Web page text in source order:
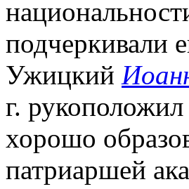
подчеркивали
Ужицкий
г.
хорошо
патриаршей